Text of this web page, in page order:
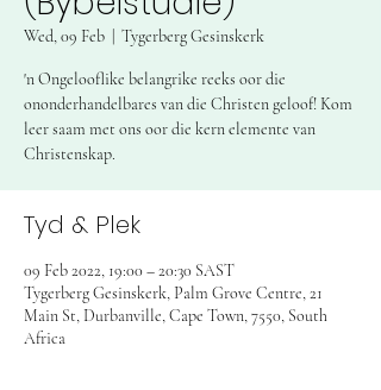
Wed, 09 Feb Tygerberg Gesinskerk
'n Ongelooflike belangrike reeks oor die
ononderhandelbares van die Christen geloof! Kom
leer saam met ons oor die kern elemente van
Christenskap.
Tyd & Plek
09 Feb 2022, 19:00 – 20:30 SAST
Tygerberg Gesinskerk, Palm Grove Centre, 21
Main St, Durbanville, Cape Town, 7550, South
Africa